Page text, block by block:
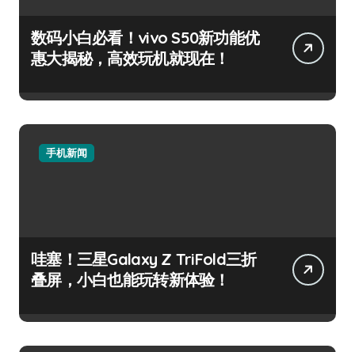
数码小白必看！vivo S50新功能优
惠大揭秘，高效玩机就现在！
手机新闻
哇塞！三星Galaxy Z TriFold三折
叠屏，小白也能玩转新体验！